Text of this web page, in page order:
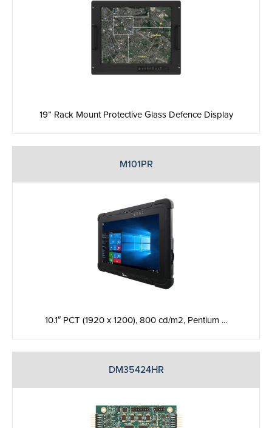
19” Rack Mount Protective Glass Defence Display
M101PR
10.1″ PCT (1920 x 1200), 800 cd/m2, Pentium ...
DM35424HR